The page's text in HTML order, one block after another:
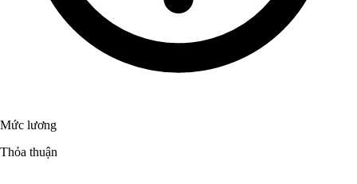
Mức lương
Thỏa thuận